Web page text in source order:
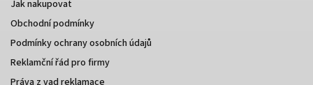
Jak nakupovat
Obchodní podmínky
Podmínky ochrany osobních údajů
Reklamční řád pro firmy
Práva z vad reklamace